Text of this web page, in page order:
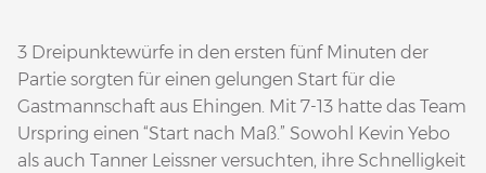
3 Dreipunktewürfe in den ersten fünf Minuten der
Partie sorgten für einen gelungen Start für die
Gastmannschaft aus Ehingen. Mit 7-13 hatte das Team
Urspring einen “Start nach Maß.” Sowohl Kevin Yebo
als auch Tanner Leissner versuchten, ihre Schnelligkeit